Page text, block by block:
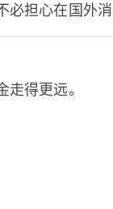
担心在国外
得更远。